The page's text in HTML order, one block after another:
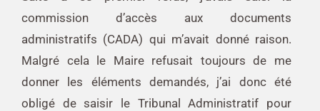
commission d’accès aux documents
administratifs (CADA) qui m’avait donné raison.
Malgré cela le Maire refusait toujours de me
donner les éléments demandés, j’ai donc été
obligé de saisir le Tribunal Administratif pour